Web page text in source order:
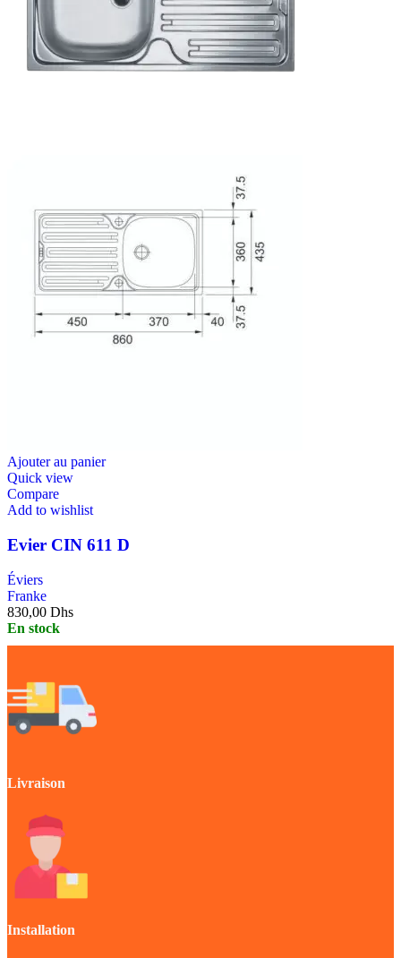
Ajouter au panier
Quick view
Compare
Add to wishlist
Evier CIN 611 D
Éviers
Franke
830,00 Dhs
En stock
Livraison
Installation